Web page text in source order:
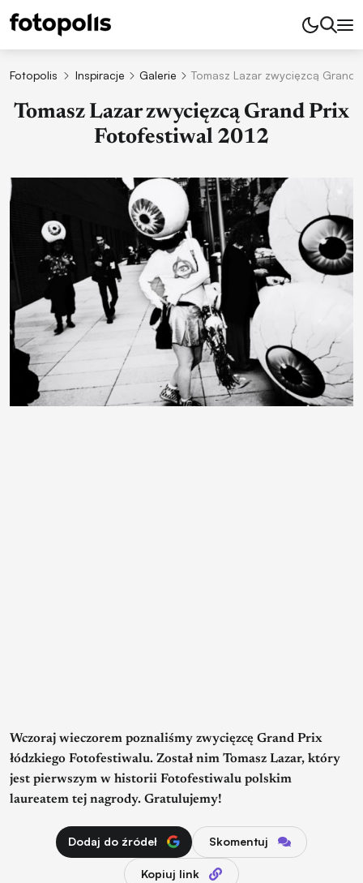
Fotopolis Inspiracje Galerie Tomasz Lazar zwycięzcą Grand
Tomasz Lazar zwycięzcą Grand Prix
Fotofestiwal 2012
Wczoraj wieczorem poznaliśmy zwycięzcę Grand Prix
łódzkiego Fotofestiwalu. Został nim Tomasz Lazar, który
jest pierwszym w historii Fotofestiwalu polskim
laureatem tej nagrody. Gratulujemy!
Dodaj do źródeł Skomentuj
Kopiuj link